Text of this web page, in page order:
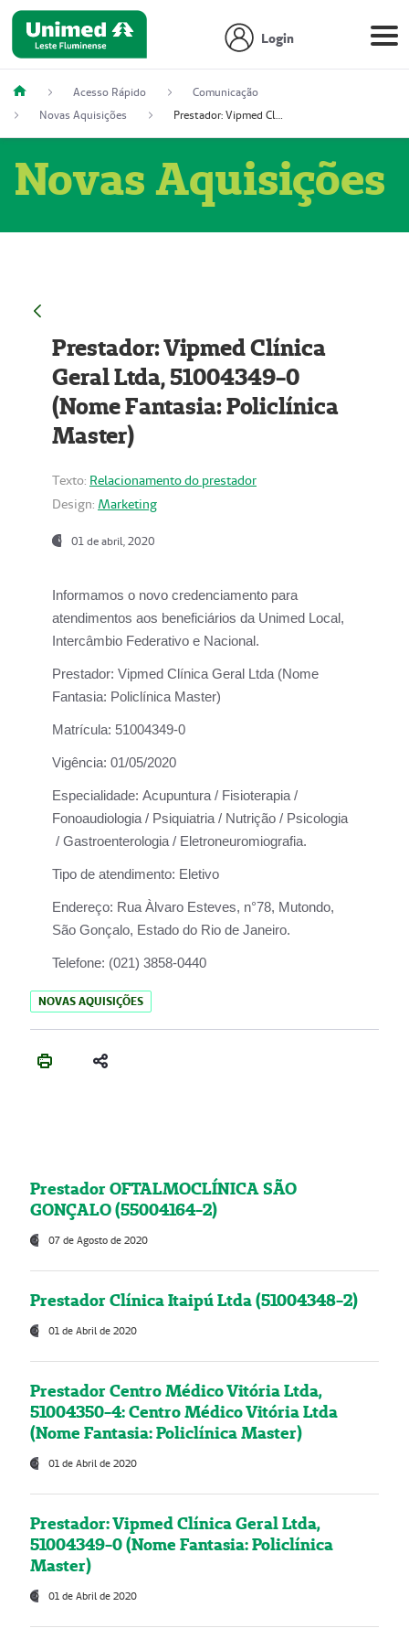
Login
Acesso Rápido
Comunicação
Novas Aquisições
Prestador: Vipmed Clínica Geral Ltda, 51004349-0 (Nome Fantasia: Policlínica Master)
Novas Aquisições
Prestador: Vipmed Clínica
Geral Ltda, 51004349-0
(Nome Fantasia: Policlínica
Master)
Texto: Relacionamento do prestador
Design: Marketing
01 de abril, 2020
Informamos o novo credenciamento para
atendimentos aos beneficiários da Unimed Local,
Intercâmbio Federativo e Nacional.
Prestador: Vipmed Clínica Geral Ltda (Nome
Fantasia: Policlínica Master)
Matrícula: 51004349-0
Vigência: 01/05/2020
Especialidade: Acupuntura / Fisioterapia /
Fonoaudiologia / Psiquiatria / Nutrição / Psicologia
/ Gastroenterologia / Eletroneuromiografia.
Tipo de atendimento: Eletivo
Endereço: Rua Àlvaro Esteves, n°78, Mutondo,
São Gonçalo, Estado do Rio de Janeiro.
Telefone: (021) 3858-0440
NOVAS AQUISIÇÕES
Prestador OFTALMOCLÍNICA SÃO
GONÇALO (55004164-2)
07 de Agosto de 2020
Prestador Clínica Itaipú Ltda (51004348-2)
01 de Abril de 2020
Prestador Centro Médico Vitória Ltda,
51004350-4: Centro Médico Vitória Ltda
(Nome Fantasia: Policlínica Master)
01 de Abril de 2020
Prestador: Vipmed Clínica Geral Ltda,
51004349-0 (Nome Fantasia: Policlínica
Master)
01 de Abril de 2020